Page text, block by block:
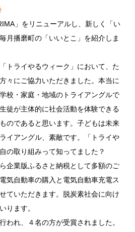
」をリニューアルし、新しく「い
月播磨町の「いいとこ」を紹介しま
トライやるウィーク」において、た
々にご協力いただきました。本当に
校・家庭・地域のトライアングルで
徒が主体的に社会活動を体験できる
のであると思います。子どもは未来
イアングル、素敵です。「トライや
の取り組みって知ってました？
企業版ふるさと納税として多額のご
気自動車の購入と電気自動車充電ス
ていただきます。脱炭素社会に向け
ります。
れ、４名の方が受賞されました。